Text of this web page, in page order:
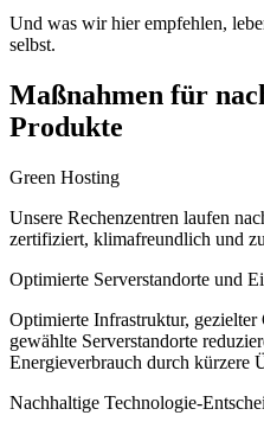
Und was wir hier empfehlen,
selbst.
Maßnahmen für
Produkte
Green Hosting
Unsere Rechenzentren laufen
zertifiziert, klimafreundlich und
Optimierte Serverstandorte und
Optimierte Infrastruktur,
gewählte Serverstandorte
Energieverbrauch durch kürzere
Nachhaltige Technologie-